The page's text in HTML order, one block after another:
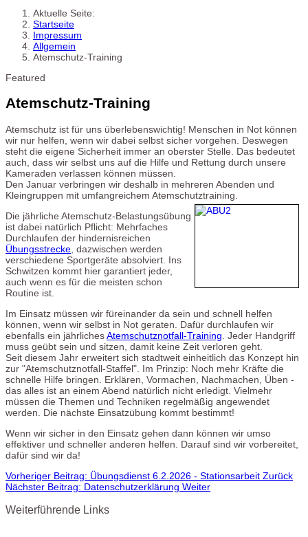
Aktuelle Seite:
Startseite
Impressum
Allgemein
Atemschutz-Training
Featured
Atemschutz-Training
Atemschutz ist für uns überlebenswichtig! Menschen in Not können
wir nur helfen, wenn wir dabei selbst sicher vorgehen. Deswegen
steht die eigene Sicherheit immer an oberster Stelle. Das bedeutet
auch, dass wir selbst uns auf die Hilfe und Rettung durch unsere
Kameraden verlassen können müssen.
Den Januar verbringen wir deshalb in mehreren Abenden und
Kleingruppen mit umfangreichem Atemschutztraining.
Die jährliche Atemschutz-Belastungsübung
ist dabei natürlich Pflicht: Mehrfaches
Durchlaufen der hindernisreichen
Übungsstrecke , dazwischen werden
verschiedene Sportgeräte absolviert. Ins
Schwitzen kommt hier garantiert jeder,
auch wenn es für die meisten schon
Routine ist.
Im Einsatz müssen wir füreinander da sein und schnell helfen
können, wenn wir selbst in Not geraten. Dafür durchlaufen wir
ebenfalls ein jährlichesAtemschutznotfall-Training . Jeder Handgriff
muss geübt sein und sitzen, damit keine Zeit verloren geht.
Seit diesem Jahr erweitert sich stadtweit einheitlich das Konzept hin
zur "Atemschutznotfall-Staffel". Im Prinzip: Noch mehr Kräfte die
schnelle Hilfe bringen. Erklären, Vormachen, Nachmachen, Üben -
das alles ist an einem Abend natürlich nicht erledigt. Vielmehr
müssen die Themen und Techniken regelmäßig angewendet
werden. Die nächste Einsatzübung kommt bestimmt!
Wenn wir sicher in den Einsatz gehen dann können wir umso
effektiver und schneller anderen helfen. Darauf sind wir vorbereitet,
dafür sind wir da!
Vorheriger Beitrag: Übungsdienst 6.2.2026 - Stationsarbeit Zurück
Nächster Beitrag: Datenschutzerklärung Weiter
Weiterführende Links